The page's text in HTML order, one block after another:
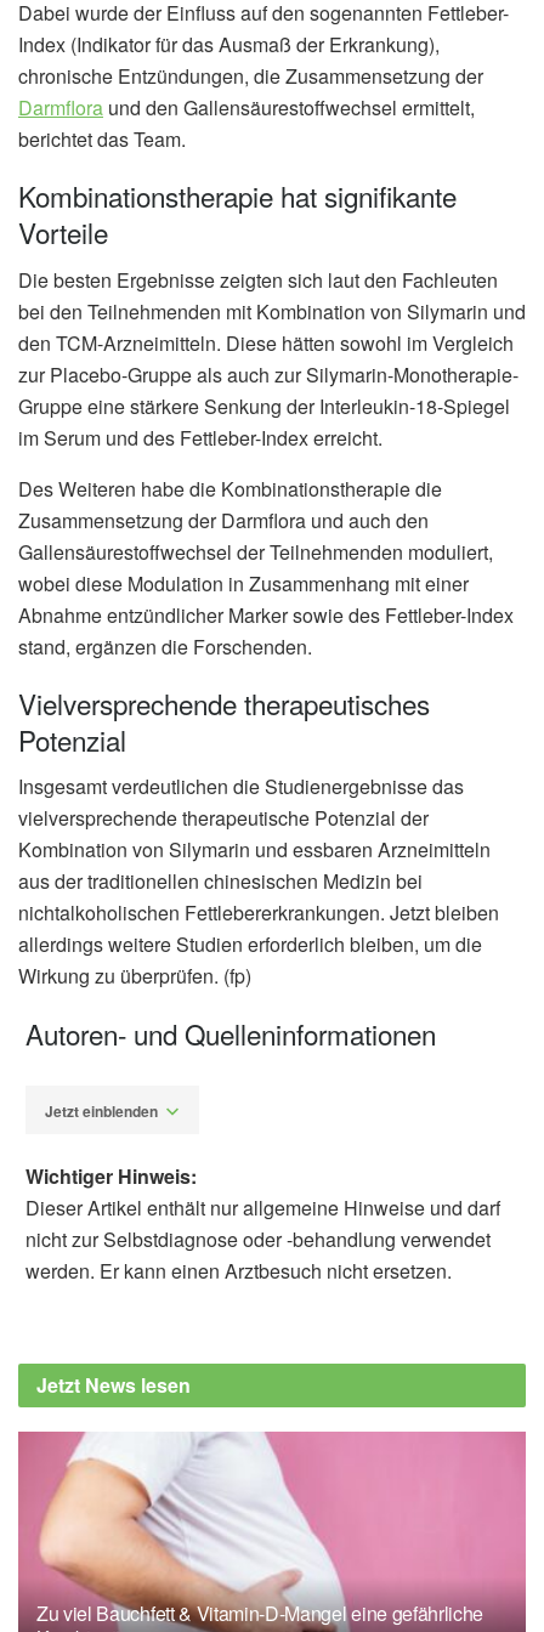
Dabei wurde der Einfluss auf den sogenannten Fettleber-
Index (Indikator für das Ausmaß der Erkrankung),
chronische Entzündungen, die Zusammensetzung der
Darmflora und den Gallensäurestoffwechsel ermittelt,
berichtet das Team.
Kombinationstherapie hat signifikante
Vorteile
Die besten Ergebnisse zeigten sich laut den Fachleuten
bei den Teilnehmenden mit Kombination von Silymarin und
den TCM-Arzneimitteln. Diese hätten sowohl im Vergleich
zur Placebo-Gruppe als auch zur Silymarin-Monotherapie-
Gruppe eine stärkere Senkung der Interleukin-18-Spiegel
im Serum und des Fettleber-Index erreicht.
Des Weiteren habe die Kombinationstherapie die
Zusammensetzung der Darmflora und auch den
Gallensäurestoffwechsel der Teilnehmenden moduliert,
wobei diese Modulation in Zusammenhang mit einer
Abnahme entzündlicher Marker sowie des Fettleber-Index
stand, ergänzen die Forschenden.
Vielversprechende therapeutisches
Potenzial
Insgesamt verdeutlichen die Studienergebnisse das
vielversprechende therapeutische Potenzial der
Kombination von Silymarin und essbaren Arzneimitteln
aus der traditionellen chinesischen Medizin bei
nichtalkoholischen Fettlebererkrankungen. Jetzt bleiben
allerdings weitere Studien erforderlich bleiben, um die
Wirkung zu überprüfen. (fp)
Autoren- und Quelleninformationen
Jetzt einblenden
Meiqing Mai, Yongdui Ruan, Bingquan Mo,
Zhongxia Li, Honghui Guo: Silymarin
medicine alleviates chronic inflammation by
modulating gut microbiota-mediated bile acid
metabolism in patients with metabolic
dysfunction-associated fatty liver disease: A
randomized controlled trial; in:
PharmaNutrition (veröffentlicht 19.05.2026),
Wichtiger Hinweis:
Dieser Artikel enthält nur allgemeine Hinweise und darf
nicht zur Selbstdiagnose oder -behandlung verwendet
werden. Er kann einen Arztbesuch nicht ersetzen.
Jetzt News lesen
Zu viel Bauchfett & Vitamin-D-Mangel eine gefährliche